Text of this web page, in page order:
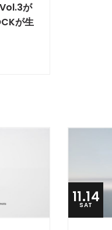
が
が生
11.14
SAT